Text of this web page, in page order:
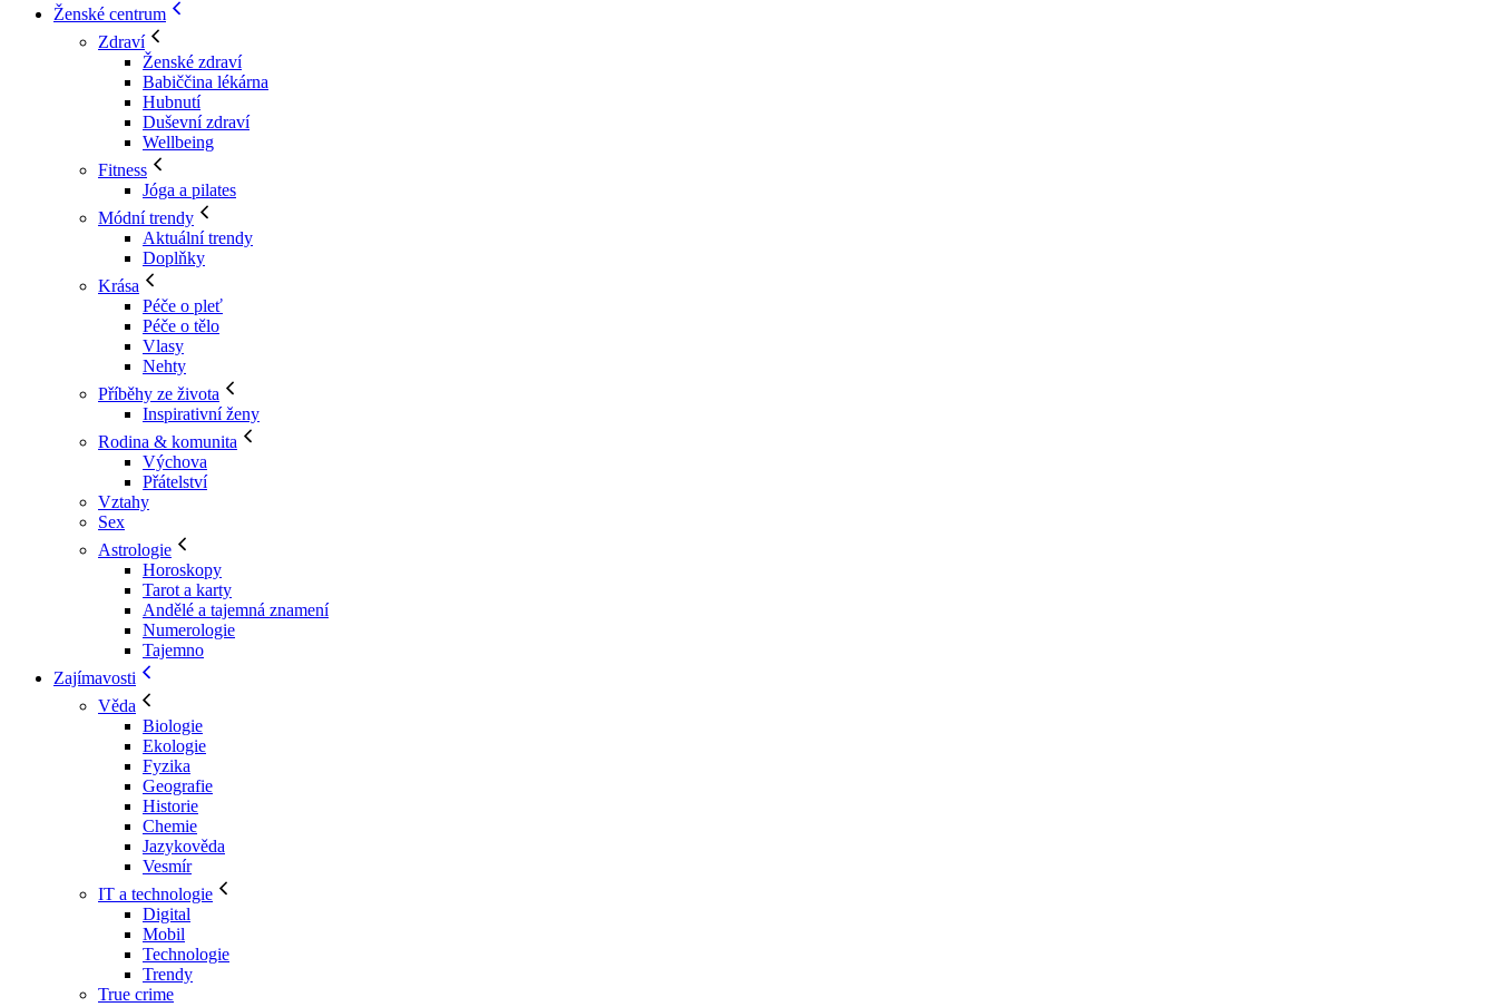
Ženské centrum
Zdraví
Ženské zdraví
Babiččina lékárna
Hubnutí
Duševní zdraví
Wellbeing
Fitness
Jóga a pilates
Módní trendy
Aktuální trendy
Doplňky
Krása
Péče o pleť
Péče o tělo
Vlasy
Nehty
Příběhy ze života
Inspirativní ženy
Rodina & komunita
Výchova
Přátelství
Vztahy
Sex
Astrologie
Horoskopy
Tarot a karty
Andělé a tajemná znamení
Numerologie
Tajemno
Zajímavosti
Věda
Biologie
Ekologie
Fyzika
Geografie
Historie
Chemie
Jazykověda
Vesmír
IT a technologie
Digital
Mobil
Technologie
Trendy
True crime